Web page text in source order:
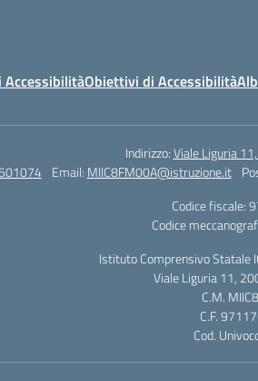
AccessibilitàObiettivi di Accessibilità
Indirizzo:Viale Liguria
Email: MIIC8FM00A@istruzione.it
Codice fiscale:
Codice
Istituto Comprensivo Statale
Viale Liguria 11,
C.M.
C.F.
Cod.